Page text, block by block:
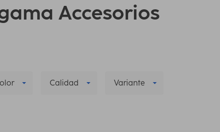
Accesorios
Calidad Variante